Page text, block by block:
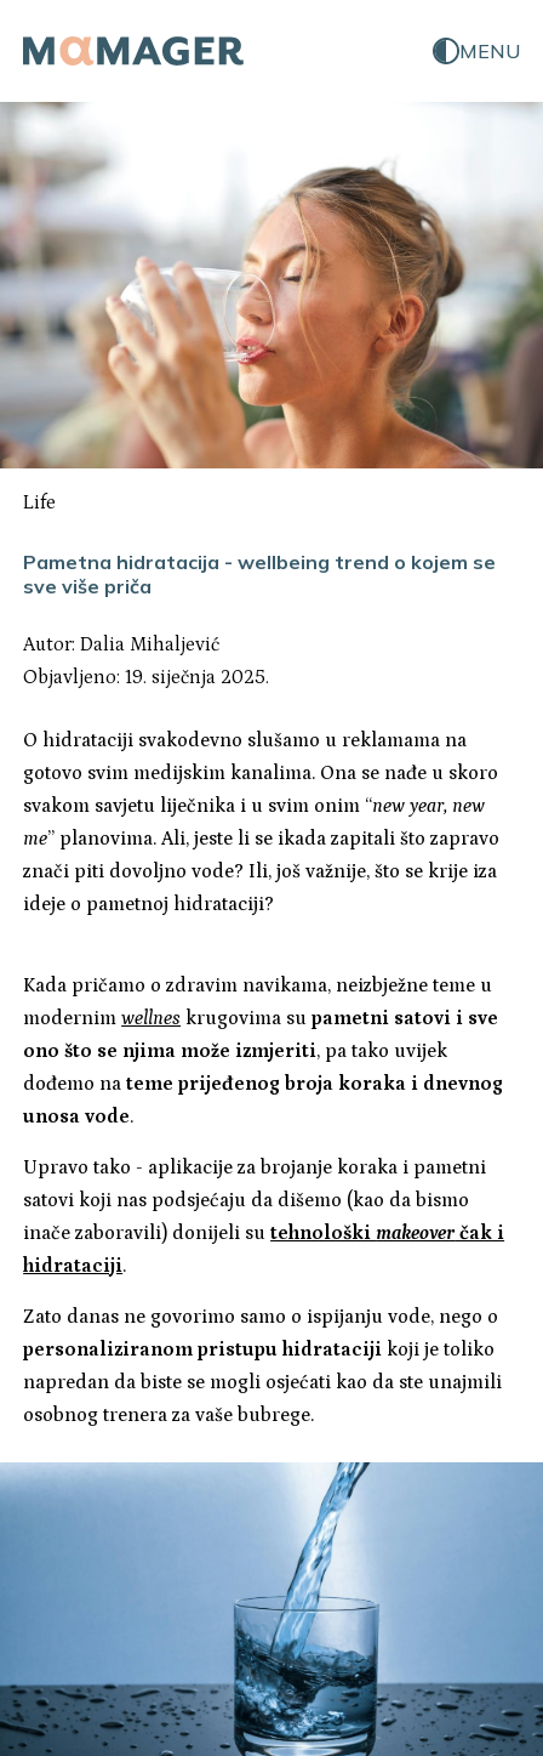
MENU
Life
Pametna hidratacija - wellbeing trend o kojem se
sve više priča
Autor:Dalia Mihaljević
Objavljeno: 19. siječnja 2025.
O hidrataciji svakodevno slušamo u reklamama na
gotovo svim medijskim kanalima. Ona se nađe u skoro
svakom savjetu liječnika i u svim onim “new year, new
me” planovima. Ali, jeste li se ikada zapitali što zapravo
znači piti dovoljno vode? Ili, još važnije, što se krije iza
ideje o pametnoj hidrataciji?
Kada pričamo o zdravim navikama, neizbježne teme u
modernimwellnes krugovima supametni satovi i sve
ono što se njima može izmjeriti, pa tako uvijek
dođemo nateme prijeđenog broja koraka i dnevnog
unosa vode.
Upravo tako - aplikacije za brojanje koraka i pametni
satovi koji nas podsjećaju da dišemo (kao da bismo
inače zaboravili) donijeli sutehnološkimakeoverčak i
hidrataciji.
Zato danas ne govorimo samo o ispijanju vode, nego o
personaliziranom pristupu hidrataciji koji je toliko
napredan da biste se mogli osjećati kao da ste unajmili
osobnog trenera za vaše bubrege.